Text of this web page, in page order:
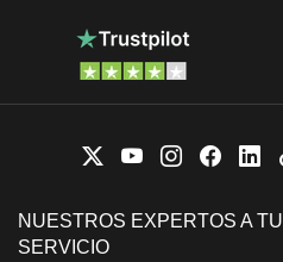
NUESTROS EXPERTOS A TU
SERVICIO